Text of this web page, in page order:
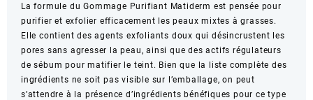
La formule du Gommage Purifiant Matiderm est pensée pour
purifier et exfolier efficacement les peaux mixtes à grasses.
Elle contient des agents exfoliants doux qui désincrustent les
pores sans agresser la peau, ainsi que des actifs régulateurs
de sébum pour matifier le teint. Bien que la liste complète des
ingrédients ne soit pas visible sur l’emballage, on peut
s’attendre à la présence d’ingrédients bénéfiques pour ce type